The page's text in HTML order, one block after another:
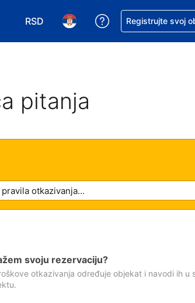
RSD
Izaberite valutu. Vaša trenutna valuta
Izaberite jezik. Vaš trenutni
Zatražite pomoć
Registrujte svoj
pitanja
svoju rezervaciju?
otkazivanja određuje objekat i navodi ih